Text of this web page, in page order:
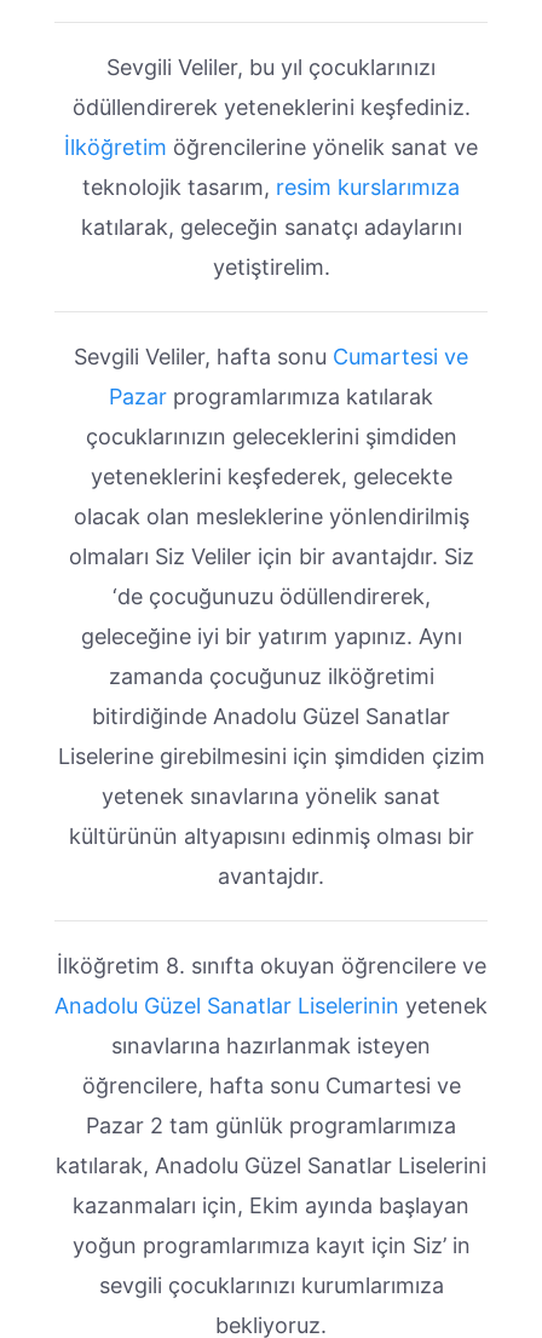
Sevgili Veliler, bu yıl çocuklarınızı
ödüllendirerek yeteneklerini keşfediniz.
İlköğretim öğrencilerine yönelik sanat ve
teknolojik tasarım, resim kurslarımıza
katılarak, geleceğin sanatçı adaylarını
yetiştirelim.
Sevgili Veliler, hafta sonu Cumartesi ve
Pazar programlarımıza katılarak
çocuklarınızın geleceklerini şimdiden
yeteneklerini keşfederek, gelecekte
olacak olan mesleklerine yönlendirilmiş
olmaları Siz Veliler için bir avantajdır. Siz
‘de çocuğunuzu ödüllendirerek,
geleceğine iyi bir yatırım yapınız. Aynı
zamanda çocuğunuz ilköğretimi
bitirdiğinde Anadolu Güzel Sanatlar
Liselerine girebilmesini için şimdiden çizim
yetenek sınavlarına yönelik sanat
kültürünün altyapısını edinmiş olması bir
avantajdır.
İlköğretim 8. sınıfta okuyan öğrencilere ve
Anadolu Güzel Sanatlar Liselerinin yetenek
sınavlarına hazırlanmak isteyen
öğrencilere, hafta sonu Cumartesi ve
Pazar 2 tam günlük programlarımıza
katılarak, Anadolu Güzel Sanatlar Liselerini
kazanmaları için, Ekim ayında başlayan
yoğun programlarımıza kayıt için Siz’ in
sevgili çocuklarınızı kurumlarımıza
bekliyoruz.